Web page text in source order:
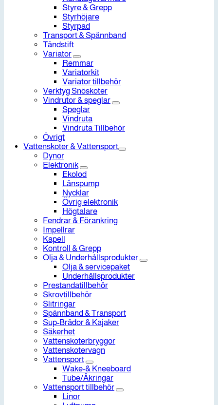
Styre & Grepp
Styrhöjare
Styrpad
Transport & Spännband
Tändstift
Variator
Remmar
Variatorkit
Variator tillbehör
Verktyg Snöskoter
Vindrutor & speglar
Speglar
Vindruta
Vindruta Tillbehör
Övrigt
Vattenskoter & Vattensport
Dynor
Elektronik
Ekolod
Länspump
Nycklar
Övrig elektronik
Högtalare
Fendrar & Förankring
Impellrar
Kapell
Kontroll & Grepp
Olja & Underhållsprodukter
Olja & servicepaket
Underhållsprodukter
Prestandatillbehör
Skrovtillbehör
Slitringar
Spännband & Transport
Sup-Brädor & Kajaker
Säkerhet
Vattenskoterbryggor
Vattenskotervagn
Vattensport
Wake-& Kneeboard
Tube/Åkringar
Vattensport tillbehör
Linor